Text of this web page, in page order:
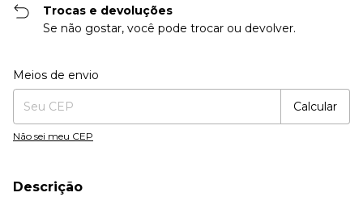
Trocas e devoluções
Se não gostar, você pode trocar ou devolver.
Entregas para o CEP:
Meios de envio
Calcular
Não sei meu CEP
Descrição